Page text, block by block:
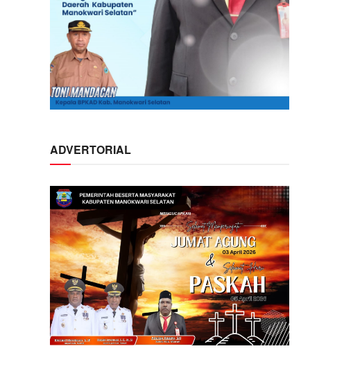
ADVERTORIAL